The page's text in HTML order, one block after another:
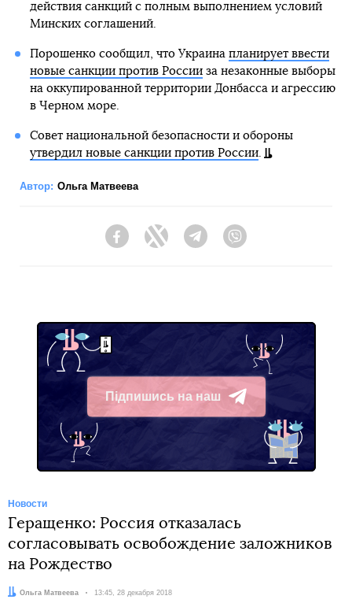
действия санкций с полным выполнением условий
Минских соглашений.
Порошенко сообщил, что Украина планирует ввести
новые санкции против Россииза незаконные выборы
на оккупированной территории Донбасса и агрессию
в Черном море.
Совет национальной безопасности и обороны
утвердил новые санкции против России.
Автор: Ольга Матвеева
FacebookTwitter Telegram
Підпишись на наш
Telegram
Новости
Геращенко: Россия отказалась
согласовывать освобождение заложников
на Рождество
Автор:
Ольга Матвеева Дата:
13:45, 28 декабря 2018